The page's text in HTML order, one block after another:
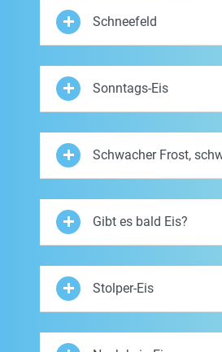
Schneefeld
Sonntags-Eis
Schwacher Frost,
Gibt es bald Eis?
Stolper-Eis